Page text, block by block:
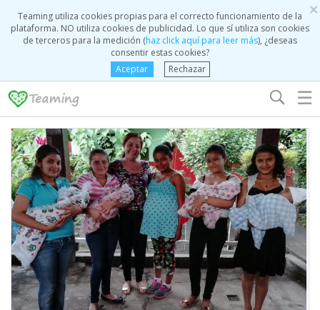
×
Teaming utiliza cookies propias para el correcto funcionamiento de la
plataforma. NO utiliza cookies de publicidad. Lo que sí utiliza son cookies
de terceros para la medición (haz click aquí para leer más), ¿deseas
consentir estas cookies?
Aceptar
Rechazar
☰